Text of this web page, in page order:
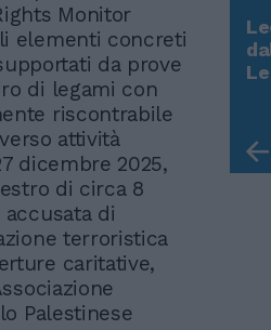
Monitor
elementi concreti
da prove
di legami con
riscontrabile
attività
dicembre 2025,
di circa 8
di
terroristica
caritative,
Palestinese
a Come States?
e la strategia